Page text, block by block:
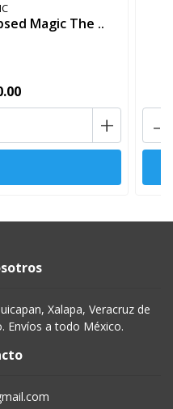
Magic The ..
+ -
Xalapa, Veracruz de
Envíos a todo México.